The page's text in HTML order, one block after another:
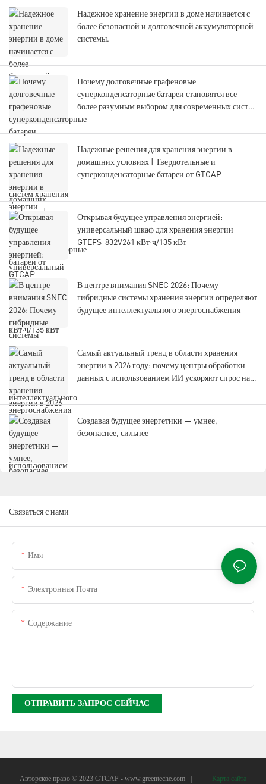
Надежное хранение энергии в доме начинается с
более безопасной и долговечной аккумуляторной
системы.
Почему долговечные графеновые
суперконденсаторные батареи становятся все
более разумным выбором для современных систем
хранения энергии
Надежные решения для хранения энергии в
домашних условиях | Твердотельные и
суперконденсаторные батареи от GTCAP
Открывая будущее управления энергией:
универсальный шкаф для хранения энергии
GTEFS-832V261 кВт·ч/135 кВт
В центре внимания SNEC 2026: Почему
гибридные системы хранения энергии определяют
будущее интеллектуального энергоснабжения
Самый актуальный тренд в области хранения
энергии в 2026 году: почему центры обработки
данных с использованием ИИ ускоряют спрос на
Создавая будущее энергетики — умнее,
безопаснее, сильнее
Связаться с нами
Имя
Электронная Почта
Содержание
ОТПРАВИТЬ ЗАПРОС СЕЙЧАС
Авторское право © 2023 GTCAP - www.greenteche.com | Карта сайта